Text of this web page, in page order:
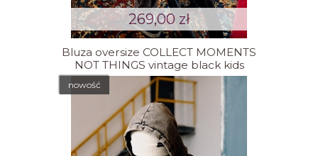
Bluza oversize COLLECT MOMENTS
NOT THINGS vintage black kids
269,00 zł
nowość